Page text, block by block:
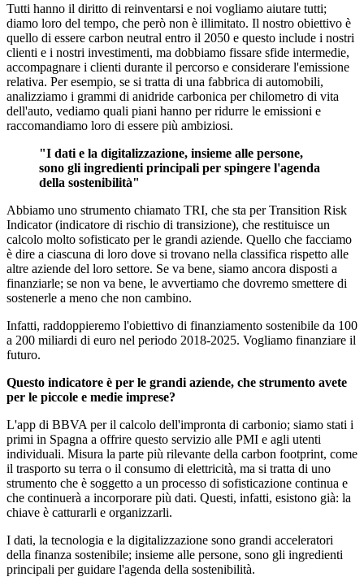
Tutti hanno il diritto di reinventarsi e noi vogliamo aiutare tutti;
diamo loro del tempo, che però non è illimitato. Il nostro obiettivo è
quello di essere carbon neutral entro il 2050 e questo include i nostri
clienti e i nostri investimenti, ma dobbiamo fissare sfide intermedie,
accompagnare i clienti durante il percorso e considerare l'emissione
relativa. Per esempio, se si tratta di una fabbrica di automobili,
analizziamo i grammi di anidride carbonica per chilometro di vita
dell'auto, vediamo quali piani hanno per ridurre le emissioni e
raccomandiamo loro di essere più ambiziosi.
"I dati e la digitalizzazione, insieme alle persone,
sono gli ingredienti principali per spingere l'agenda
della sostenibilità"
Abbiamo uno strumento chiamato TRI, che sta per Transition Risk
Indicator (indicatore di rischio di transizione), che restituisce un
calcolo molto sofisticato per le grandi aziende. Quello che facciamo
è dire a ciascuna di loro dove si trovano nella classifica rispetto alle
altre aziende del loro settore. Se va bene, siamo ancora disposti a
finanziarle; se non va bene, le avvertiamo che dovremo smettere di
sostenerle a meno che non cambino.
Infatti, raddoppieremo l'obiettivo di finanziamento sostenibile da 100
a 200 miliardi di euro nel periodo 2018-2025. Vogliamo finanziare il
futuro.
Questo indicatore è per le grandi aziende, che strumento avete
per le piccole e medie imprese?
L'app di BBVA per il calcolo dell'impronta di carbonio; siamo stati i
primi in Spagna a offrire questo servizio alle PMI e agli utenti
individuali. Misura la parte più rilevante della carbon footprint, come
il trasporto su terra o il consumo di elettricità, ma si tratta di uno
strumento che è soggetto a un processo di sofisticazione continua e
che continuerà a incorporare più dati. Questi, infatti, esistono già: la
chiave è catturarli e organizzarli.
I dati, la tecnologia e la digitalizzazione sono grandi acceleratori
della finanza sostenibile; insieme alle persone, sono gli ingredienti
principali per guidare l'agenda della sostenibilità.